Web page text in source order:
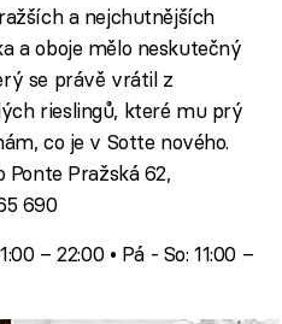
a nejchutnějších
a oboje mělo neskutečný
se právě vrátil z
rieslingů, které mu prý
co je v Sotte nového.
Ponte Pražská 62,
690
– 22:00 • Pá - So: 11:00 –